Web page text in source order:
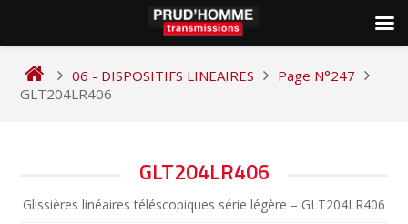
content
06 - DISPOSITIFS LINEAIRES
Page N°247
GLT204LR406
GLT204LR406
Glissières linéaires téléscopiques série légère – GLT204LR406
DE